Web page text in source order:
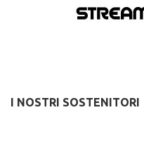
I NOSTRI SOSTENITORI